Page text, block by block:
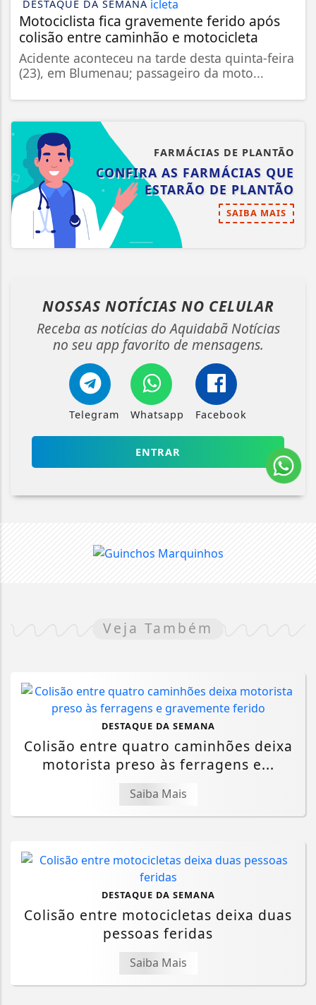
DESTAQUE DA SEMANA
Motociclista fica gravemente ferido após
colisão entre caminhão e motocicleta
Acidente aconteceu na tarde desta quinta-feira
(23), em Blumenau; passageiro da moto...
FARMÁCIAS DE PLANTÃO
CONFIRA AS FARMÁCIAS QUE
ESTARÃO DE PLANTÃO
SAIBA MAIS
NOSSAS NOTÍCIAS NO CELULAR
Receba as notícias do Aquidabã Notícias
no seu app favorito de mensagens.
Telegram Whatsapp Facebook
ENTRAR
Veja Também
DESTAQUE DA SEMANA
Colisão entre quatro caminhões deixa
motorista preso às ferragens e...
Saiba Mais
DESTAQUE DA SEMANA
Colisão entre motocicletas deixa duas
pessoas feridas
Saiba Mais